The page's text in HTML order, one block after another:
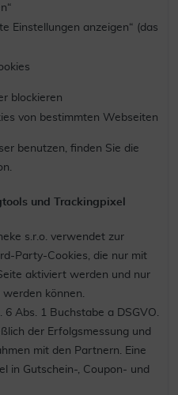
Einstellungen anzeigen“ (das
blockieren
von bestimmten Webseiten
benutzen, finden Sie die
und Trackingpixel
s.r.o. verwendet zur
Party-Cookies, die nur mit
aktiviert werden und nur
können.
Abs. 1 Buchstabe a DSGVO.
der Erfolgsmessung und
mit den Partnern. Eine
in Gutschein-, Coupon- und